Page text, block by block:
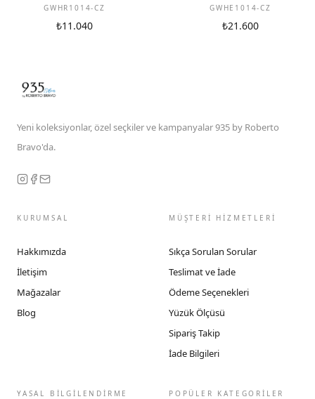
GWHR1014-CZ
₺11.040
GWHE1014-CZ
₺21.600
Yeni koleksiyonlar, özel seçkiler ve kampanyalar 935 by Roberto
Bravo'da.
KURUMSAL
Hakkımızda
İletişim
Mağazalar
Blog
MÜŞTERİ HİZMETLERİ
Sıkça Sorulan Sorular
Teslimat ve İade
Ödeme Seçenekleri
Yüzük Ölçüsü
Sipariş Takip
İade Bilgileri
YASAL BİLGİLENDİRME POPÜLER KATEGORİLER